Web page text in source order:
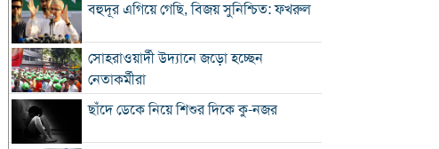
বহুদূর এগিয়ে গেছি, বিজয় সুনিশ্চিত: ফখরুল
সোহরাওয়ার্দী উদ্যানে জড়ো হচ্ছেন
নেতাকর্মীরা
ছাঁদে ডেকে নিয়ে শিশুর দিকে কু-নজর